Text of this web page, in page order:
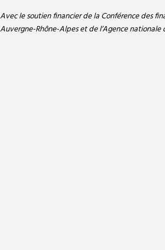
Avec le soutien financier de la Conférence des
Auvergne-Rhône-Alpes et de l’Agence nationale